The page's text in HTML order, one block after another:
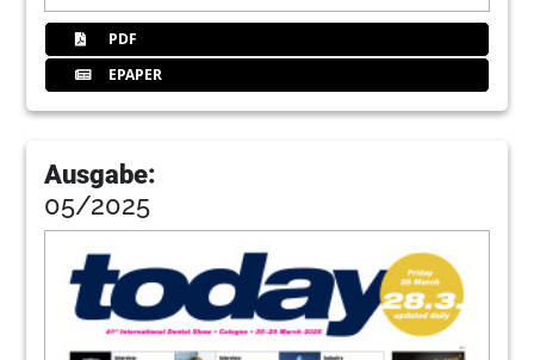
PDF
EPAPER
Ausgabe:
05/2025